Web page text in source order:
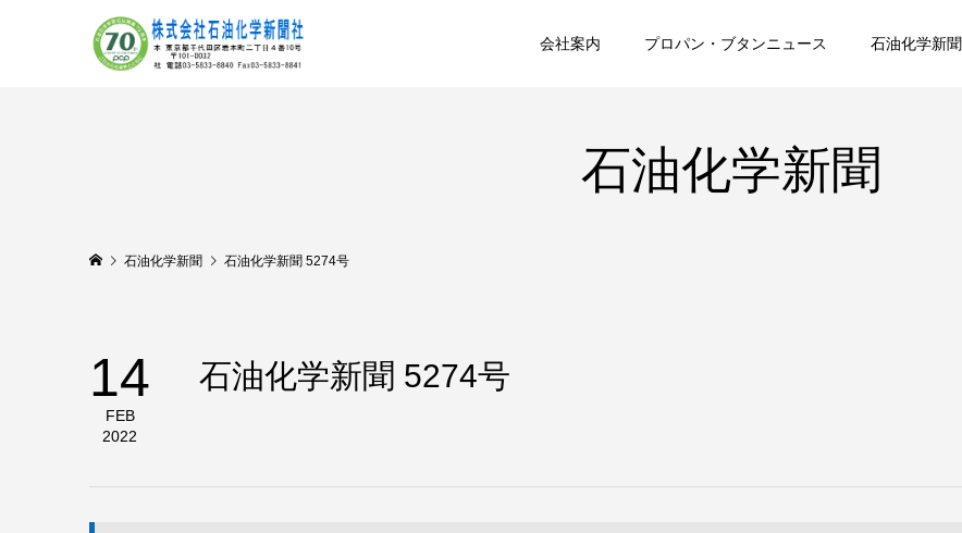
会社案内 プロパン・ブタンニュース 石油化学新聞
石油化学新聞
石油化学新聞 石油化学新聞 5274号
14
FEB
2022
石油化学新聞 5274号